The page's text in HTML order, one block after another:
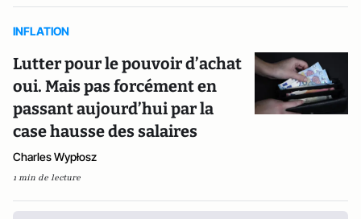
INFLATION
Lutter pour le pouvoir d’achat
oui. Mais pas forcément en
passant aujourd’hui par la
case hausse des salaires
Charles Wypłosz
1 min de lecture